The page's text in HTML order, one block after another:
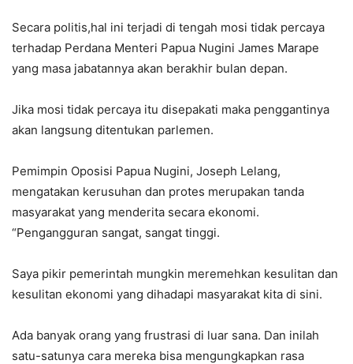
Secara politis,hal ini terjadi di tengah mosi tidak percaya
terhadap Perdana Menteri Papua Nugini James Marape
yang masa jabatannya akan berakhir bulan depan.
Jika mosi tidak percaya itu disepakati maka penggantinya
akan langsung ditentukan parlemen.
Pemimpin Oposisi Papua Nugini, Joseph Lelang,
mengatakan kerusuhan dan protes merupakan tanda
masyarakat yang menderita secara ekonomi.
“Pengangguran sangat, sangat tinggi.
Saya pikir pemerintah mungkin meremehkan kesulitan dan
kesulitan ekonomi yang dihadapi masyarakat kita di sini.
Ada banyak orang yang frustrasi di luar sana. Dan inilah
satu-satunya cara mereka bisa mengungkapkan rasa